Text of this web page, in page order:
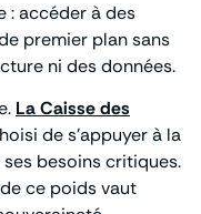
: accéder à des
premier plan sans
ni des données.
La Caisse des
de s’appuyer à la
besoins critiques.
ce poids vaut